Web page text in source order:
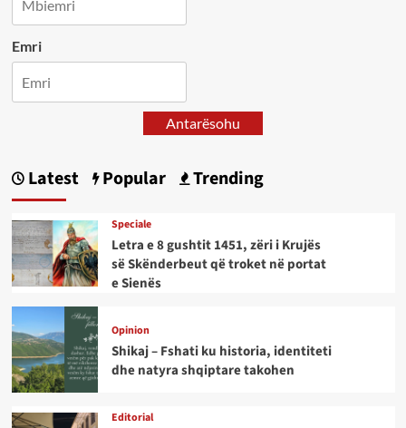
Emri
Antarësohu
Latest Popular Trending
Speciale
Letra e 8 gushtit 1451, zëri i Krujës
së Skënderbeut që troket në portat
e Sienës
Opinion
Shikaj – Fshati ku historia, identiteti
dhe natyra shqiptare takohen
Editorial